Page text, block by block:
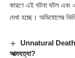
কারণে এই ঘটনা ঘটল এবং
দেখা হচ্ছে। অভিযোগের
Unnatural Death:
আত্মহত্যা?